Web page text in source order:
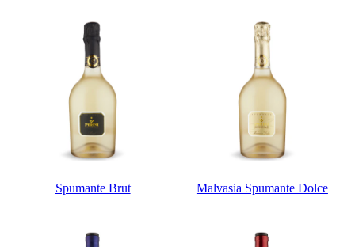
Spumante Brut Malvasia Spumante Dolce